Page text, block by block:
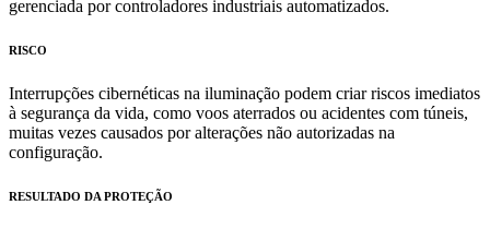
gerenciada por controladores industriais automatizados.
RISCO
Interrupções cibernéticas na iluminação podem criar riscos imediatos
à segurança da vida, como voos aterrados ou acidentes com túneis,
muitas vezes causados por alterações não autorizadas na
configuração.
RESULTADO DA PROTEÇÃO